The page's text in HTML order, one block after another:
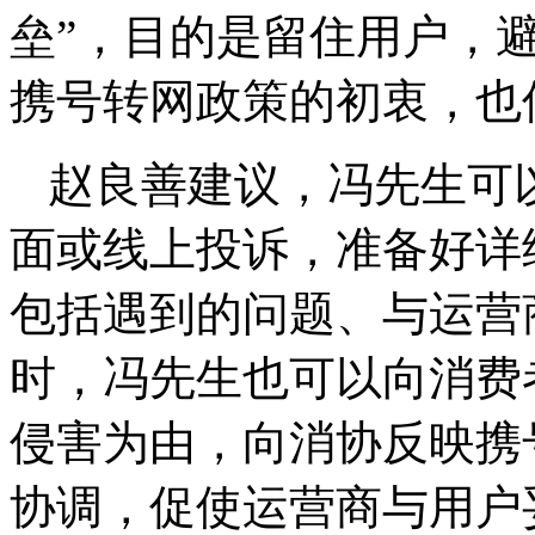
垒”，目的是留住用户，
携号转网政策的初衷，
赵良善建议，冯先生
面或线上投诉，准备好
包括遇到的问题、与运
时，冯先生也可以向消
侵害为由，向消协反映
协调，促使运营商与用